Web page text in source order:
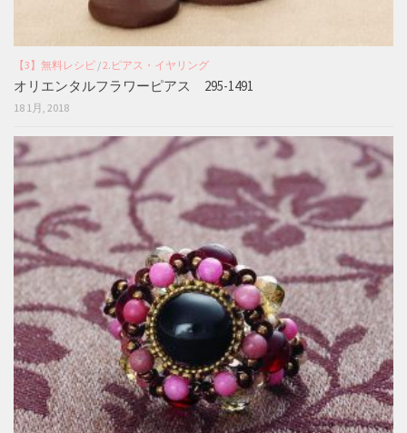
【3】無料レシピ /2.ピアス・イヤリング
オリエンタルフラワーピアス 295-1491
18 1月, 2018